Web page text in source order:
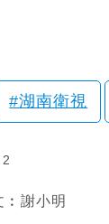
湖南衛視
︰謝小明